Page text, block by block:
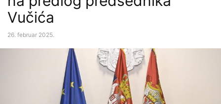
Vučića
26. februar 2025.